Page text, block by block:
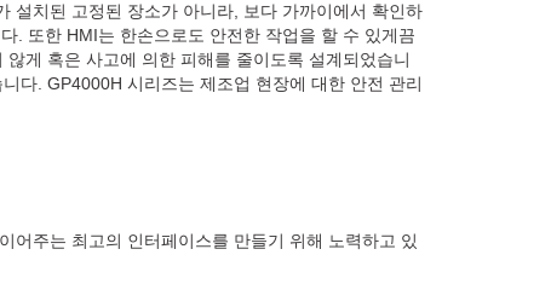
설치된 고정된 장소가 아니라, 보다 가까이에서 확인하
. 또한 HMI는 한손으로도 안전한 작업을 할 수 있게끔
게 혹은 사고에 의한 피해를 줄이도록 설계되었습니
다. GP4000H 시리즈는 제조업 현장에 대한 안전 관리
어주는 최고의 인터페이스를 만들기 위해 노력하고 있